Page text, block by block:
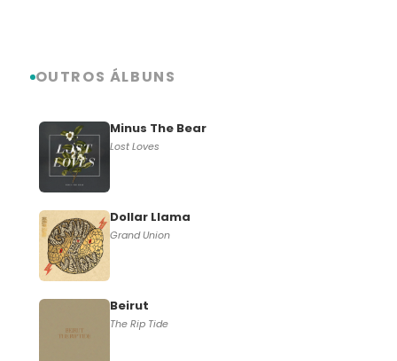
OUTROS ÁLBUNS
Minus The Bear
Lost Loves
Dollar Llama
Grand Union
Beirut
The Rip Tide